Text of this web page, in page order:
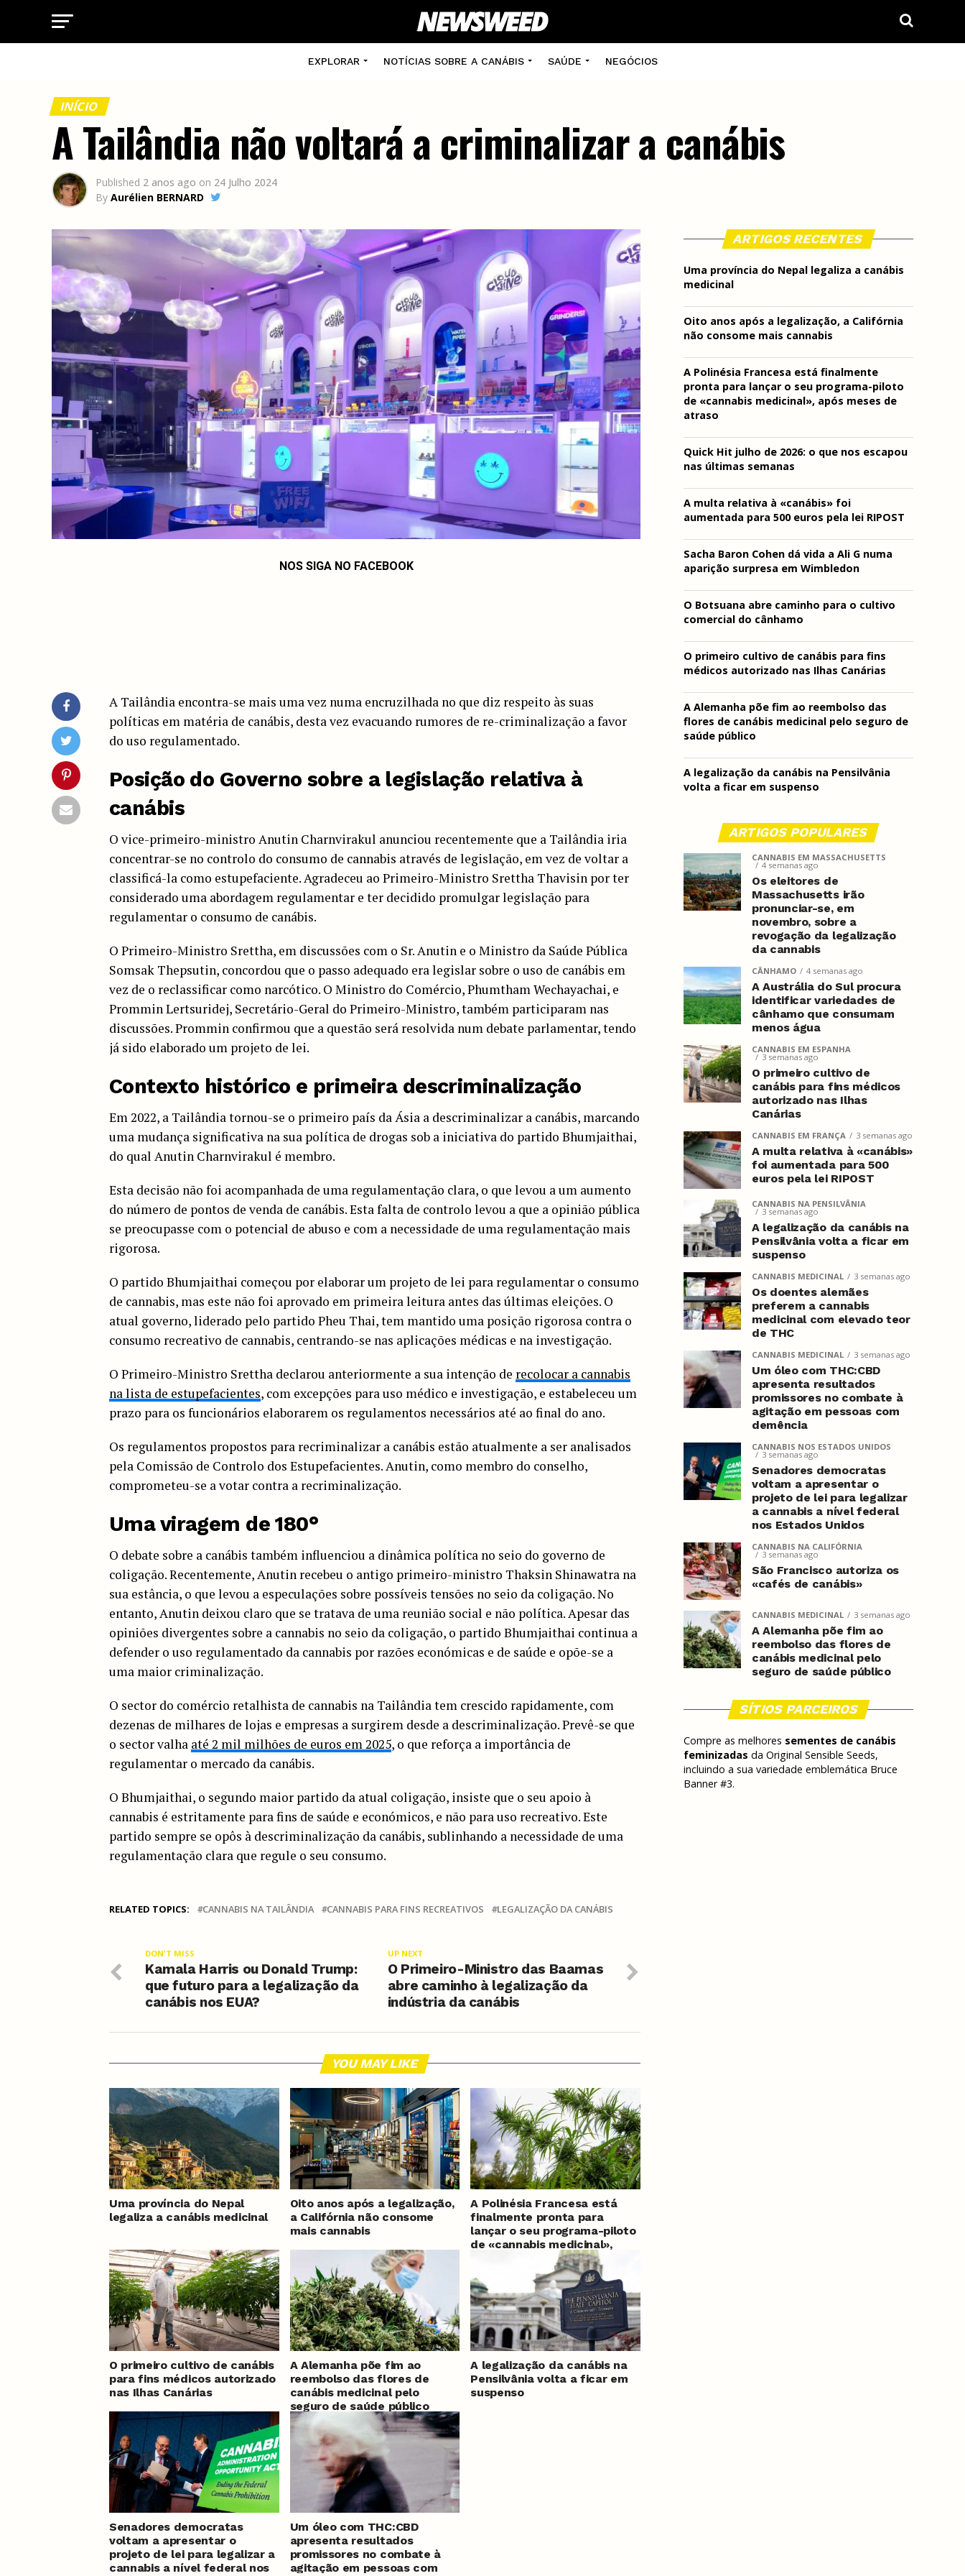
EXPLORAR NOTÍCIAS SOBRE A CANÁBIS SAÚDE NEGÓCIOS
INÍCIO
A Tailândia não voltará a criminalizar a canábis
Published 2 anos ago on 24 Julho 2024
By Aurélien BERNARD
NOS SIGA NO FACEBOOK
A Tailândia encontra-se mais uma vez numa encruzilhada no que diz respeito às suas
políticas em matéria de canábis, desta vez evacuando rumores de re-criminalização a favor
do uso regulamentado.
Posição do Governo sobre a legislação relativa à
canábis
O vice-primeiro-ministro Anutin Charnvirakul anunciou recentemente que a Tailândia iria
concentrar-se no controlo do consumo de cannabis através de legislação, em vez de voltar a
classificá-la como estupefaciente. Agradeceu ao Primeiro-Ministro Srettha Thavisin por ter
considerado uma abordagem regulamentar e ter decidido promulgar legislação para
regulamentar o consumo de canábis.
O Primeiro-Ministro Srettha, em discussões com o Sr. Anutin e o Ministro da Saúde Pública
Somsak Thepsutin, concordou que o passo adequado era legislar sobre o uso de canábis em
vez de o reclassificar como narcótico. O Ministro do Comércio, Phumtham Wechayachai, e
Prommin Lertsuridej, Secretário-Geral do Primeiro-Ministro, também participaram nas
discussões. Prommin confirmou que a questão será resolvida num debate parlamentar, tendo
já sido elaborado um projeto de lei.
Contexto histórico e primeira descriminalização
Em 2022, a Tailândia tornou-se o primeiro país da Ásia a descriminalizar a canábis, marcando
uma mudança significativa na sua política de drogas sob a iniciativa do partido Bhumjaithai,
do qual Anutin Charnvirakul é membro.
Esta decisão não foi acompanhada de uma regulamentação clara, o que levou a um aumento
do número de pontos de venda de canábis. Esta falta de controlo levou a que a opinião pública
se preocupasse com o potencial de abuso e com a necessidade de uma regulamentação mais
rigorosa.
O partido Bhumjaithai começou por elaborar um projeto de lei para regulamentar o consumo
de cannabis, mas este não foi aprovado em primeira leitura antes das últimas eleições. O
atual governo, liderado pelo partido Pheu Thai, tem mantido uma posição rigorosa contra o
consumo recreativo de cannabis, centrando-se nas aplicações médicas e na investigação.
O Primeiro-Ministro Srettha declarou anteriormente a sua intenção de recolocar a cannabis
na lista de estupefacientes, com excepções para uso médico e investigação, e estabeleceu um
prazo para os funcionários elaborarem os regulamentos necessários até ao final do ano.
Os regulamentos propostos para recriminalizar a canábis estão atualmente a ser analisados
pela Comissão de Controlo dos Estupefacientes. Anutin, como membro do conselho,
comprometeu-se a votar contra a recriminalização.
Uma viragem de 180°
O debate sobre a canábis também influenciou a dinâmica política no seio do governo de
coligação. Recentemente, Anutin recebeu o antigo primeiro-ministro Thaksin Shinawatra na
sua estância, o que levou a especulações sobre possíveis tensões no seio da coligação. No
entanto, Anutin deixou claro que se tratava de uma reunião social e não política. Apesar das
opiniões divergentes sobre a cannabis no seio da coligação, o partido Bhumjaithai continua a
defender o uso regulamentado da cannabis por razões económicas e de saúde e opõe-se a
uma maior criminalização.
O sector do comércio retalhista de cannabis na Tailândia tem crescido rapidamente, com
dezenas de milhares de lojas e empresas a surgirem desde a descriminalização. Prevê-se que
o sector valha até 2 mil milhões de euros em 2025, o que reforça a importância de
regulamentar o mercado da canábis.
O Bhumjaithai, o segundo maior partido da atual coligação, insiste que o seu apoio à
cannabis é estritamente para fins de saúde e económicos, e não para uso recreativo. Este
partido sempre se opôs à descriminalização da canábis, sublinhando a necessidade de uma
regulamentação clara que regule o seu consumo.
RELATED TOPICS: CANNABIS NA TAILÂNDIA CANNABIS PARA FINS RECREATIVOS LEGALIZAÇÃO DA CANÁBIS
UP NEXT
O Primeiro-Ministro das Baamas
abre caminho à legalização da
indústria da canábis
DON'T MISS
Kamala Harris ou Donald Trump:
que futuro para a legalização da
canábis nos EUA?
YOU MAY LIKE
Uma província do Nepal
legaliza a canábis medicinal
Oito anos após a legalização,
a Califórnia não consome
mais cannabis
A Polinésia Francesa está
finalmente pronta para
lançar o seu programa-piloto
de «cannabis medicinal»,
após meses de atraso
O primeiro cultivo de canábis
para fins médicos autorizado
nas Ilhas Canárias
A Alemanha põe fim ao
reembolso das flores de
canábis medicinal pelo
seguro de saúde público
A legalização da canábis na
Pensilvânia volta a ficar em
suspenso
Senadores democratas
voltam a apresentar o
projeto de lei para legalizar a
cannabis a nível federal nos
Um óleo com THC:CBD
apresenta resultados
promissores no combate à
agitação em pessoas com
ARTIGOS RECENTES
Uma província do Nepal legaliza a canábis
medicinal
Oito anos após a legalização, a Califórnia
não consome mais cannabis
A Polinésia Francesa está finalmente
pronta para lançar o seu programa-piloto
de «cannabis medicinal», após meses de
atraso
Quick Hit julho de 2026: o que nos escapou
nas últimas semanas
A multa relativa à «canábis» foi
aumentada para 500 euros pela lei RIPOST
Sacha Baron Cohen dá vida a Ali G numa
aparição surpresa em Wimbledon
O Botsuana abre caminho para o cultivo
comercial do cânhamo
O primeiro cultivo de canábis para fins
médicos autorizado nas Ilhas Canárias
A Alemanha põe fim ao reembolso das
flores de canábis medicinal pelo seguro de
saúde público
A legalização da canábis na Pensilvânia
volta a ficar em suspenso
ARTIGOS POPULARES
CANNABIS EM MASSACHUSETTS
4 semanas ago
Os eleitores de
Massachusetts irão
pronunciar-se, em
novembro, sobre a
revogação da legalização
da cannabis
CÂNHAMO 4 semanas ago
A Austrália do Sul procura
identificar variedades de
cânhamo que consumam
menos água
CANNABIS EM ESPANHA
3 semanas ago
O primeiro cultivo de
canábis para fins médicos
autorizado nas Ilhas
Canárias
CANNABIS EM FRANÇA 3 semanas ago
A multa relativa à «canábis»
foi aumentada para 500
euros pela lei RIPOST
CANNABIS NA PENSILVÂNIA
3 semanas ago
A legalização da canábis na
Pensilvânia volta a ficar em
suspenso
CANNABIS MEDICINAL 3 semanas ago
Os doentes alemães
preferem a cannabis
medicinal com elevado teor
de THC
CANNABIS MEDICINAL 3 semanas ago
Um óleo com THC:CBD
apresenta resultados
promissores no combate à
agitação em pessoas com
demência
CANNABIS NOS ESTADOS UNIDOS
3 semanas ago
Senadores democratas
voltam a apresentar o
projeto de lei para legalizar
a cannabis a nível federal
nos Estados Unidos
CANNABIS NA CALIFÓRNIA
3 semanas ago
São Francisco autoriza os
«cafés de canábis»
CANNABIS MEDICINAL 3 semanas ago
A Alemanha põe fim ao
reembolso das flores de
canábis medicinal pelo
seguro de saúde público
SÍTIOS PARCEIROS
Compre as melhores sementes de canábis
feminizadas da Original Sensible Seeds,
incluindo a sua variedade emblemática Bruce
Banner #3.